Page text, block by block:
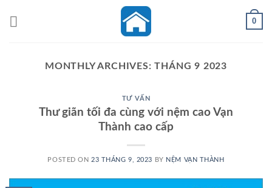
0
MONTHLY ARCHIVES:THÁNG 9 2023
TƯ VẤN
Thư giãn tối đa cùng với nệm cao Vạn
Thành cao cấp
POSTED ON 23 THÁNG 9, 2023 BY NỆM VẠN THÀNH